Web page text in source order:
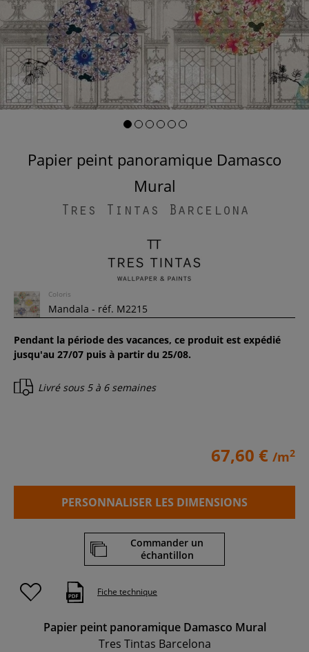
Papier peint panoramique Damasco
Mural
Tres Tintas Barcelona
Coloris
Pendant la période des vacances, ce produit est expédié
jusqu'au 27/07 puis à partir du 25/08.
Livré sous 5 à 6 semaines
67,60 € /m2
PERSONNALISER LES DIMENSIONS
Commander un
échantillon
Fiche technique
Papier peint panoramique Damasco Mural
Tres Tintas Barcelona